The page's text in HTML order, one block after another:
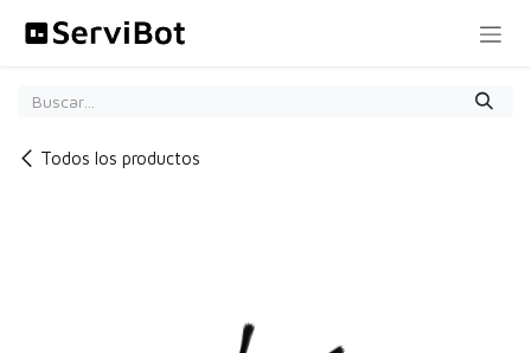
Todos los productos